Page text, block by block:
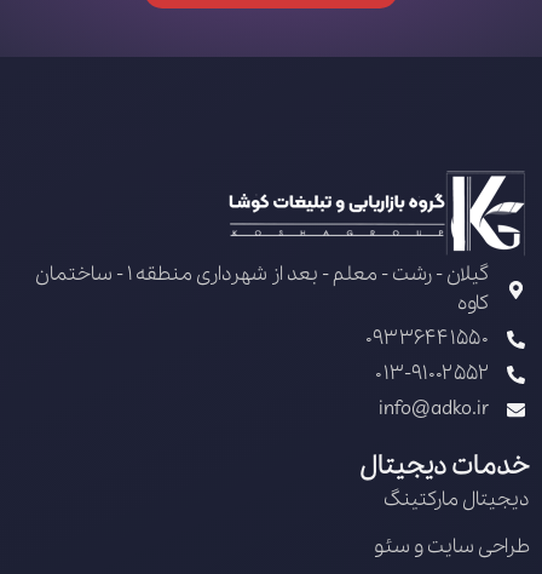
گیلان - رشت - معلم - بعد از شهرداری منطقه 1 - ساختمان
کاوه
09336441550
013-91002552
info@adko.ir
خدمات دیجیتال
دیجیتال مارکتینگ
طراحی سایت و سئو